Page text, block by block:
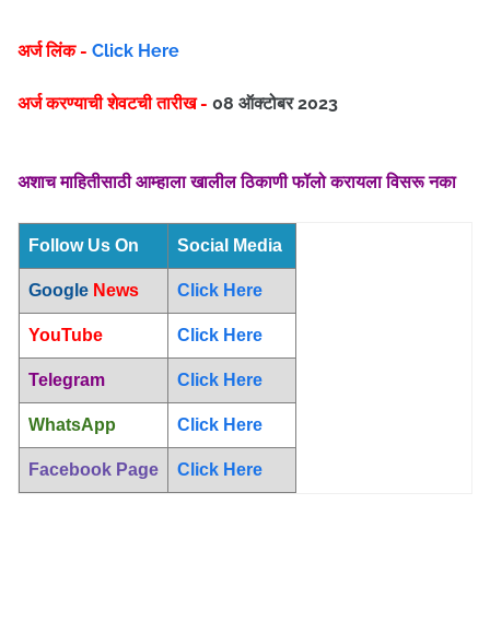
अर्ज लिंक - Click Here
अर्ज करण्याची शेवटची तारीख - 08 ऑक्टोबर 2023
अशाच माहितीसाठी आम्हाला खालील ठिकाणी फॉलो करायला विसरू नका
Follow Us On Social Media
Google News Click Here
YouTube Click Here
Telegram Click Here
WhatsApp Click Here
Facebook Page Click Here